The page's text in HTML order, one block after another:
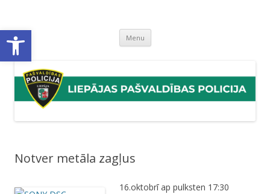
Open toolbar Menu Skip
content
Notver metāla zagļus
16.oktobrī ap pulksten 17:30